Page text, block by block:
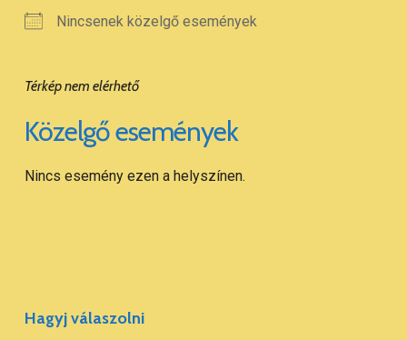
Nincsenek közelgő események
Térkép nem elérhető
Közelgő események
Nincs esemény ezen a helyszínen.
Hagyj válaszolni